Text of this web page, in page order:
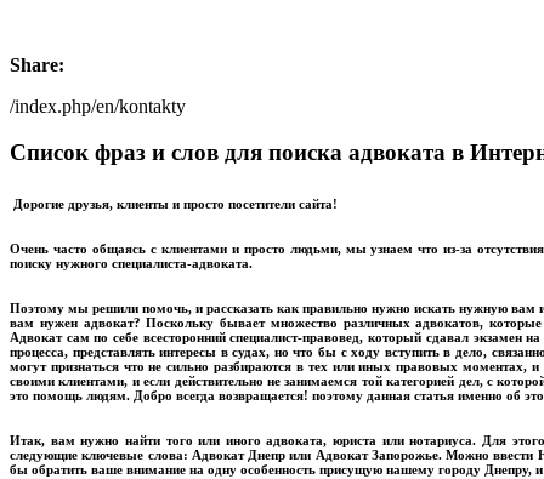
Share:
/index.php/en/kontakty
Список фраз и слов для поиска адвоката в
Дорогие друзья, клиенты и просто посетители сайта!
Очень часто общаясь с клиентами и просто людьми, мы узнаем что из-за
поиску нужного специалиста-адвоката.
Поэтому мы решили помочь, и рассказать как правильно нужно искать нужную
вам нужен адвокат? Поскольку бывает множество различных адвокатов,
Адвокат сам по себе всесторонний специалист-правовед, который сдавал экзамен
процесса, представлять интересы в судах, но что бы с ходу вступить в дело,
могут признаться что не сильно разбираются в тех или иных правовых моментах,
своими клиентами, и если действительно не занимаемся той категорией дел, с
это помощь людям. Добро всегда возвращается! поэтому данная статья именно об
Итак, вам нужно найти того или иного адвоката, юриста или нотариуса. Для
следующие ключевые слова: Адвокат Днепр или Адвокат Запорожье. Можно
бы обратить ваше внимание на одну особенность присущую нашему городу Днепру,